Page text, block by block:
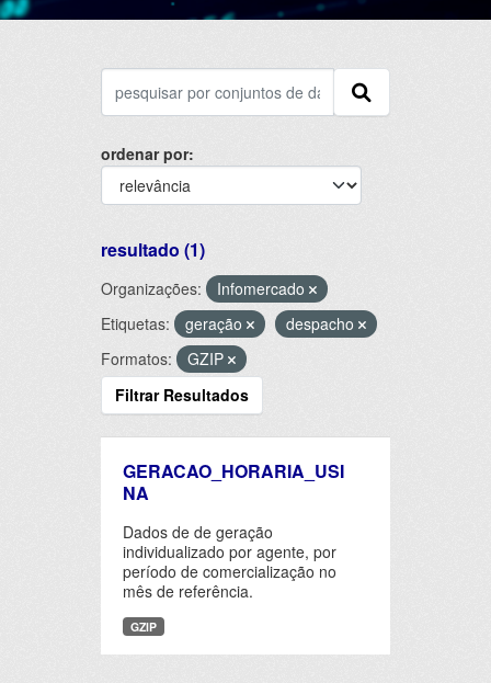
ordenar por
resultado (1)
Organizações:
Infomercado
Etiquetas:
geração
despacho
Formatos:
GZIP
Filtrar Resultados
GERACAO_HORARIA_USI
NA
Dados de de geração
individualizado por agente, por
período de comercialização no
mês de referência.
GZIP